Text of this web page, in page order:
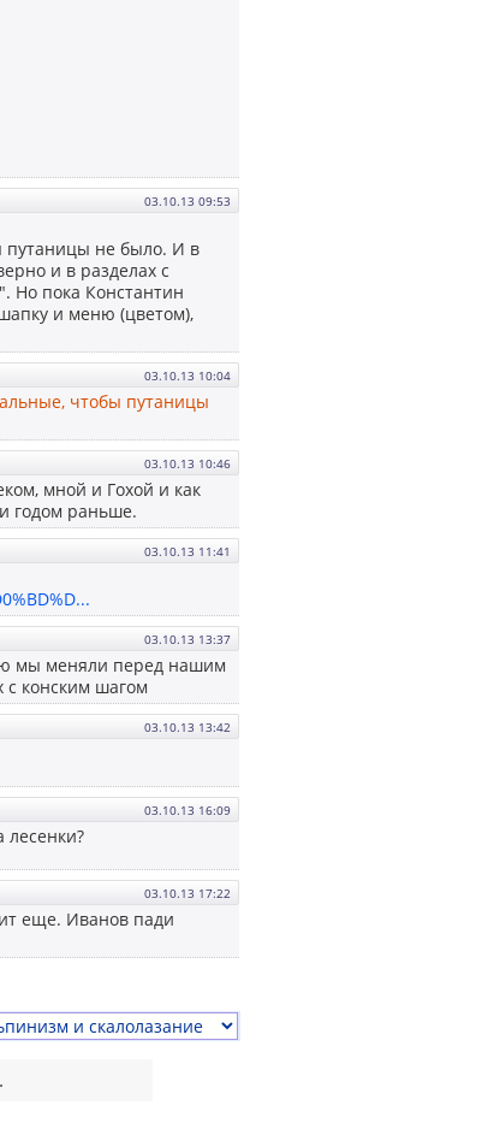
03.10.13 09:53
путаницы не было. И в
и в разделах с
Но пока Константин
и меню (цветом),
03.10.13 10:04
чтобы путаницы
03.10.13 10:46
мной и Гохой и как
годом раньше.
03.10.13 11:41
03.10.13 13:37
мы меняли перед нашим
с конским шагом
03.10.13 13:42
03.10.13 16:09
лесенки?
03.10.13 17:22
еще. Иванов пади